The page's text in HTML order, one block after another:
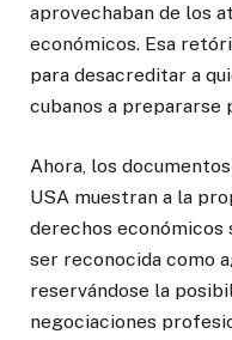
aprovechaban de los
económicos. Esa
para desacreditar a
cubanos a
Ahora, los
USA muestran a la
derechos económicos
ser reconocida como
reservándose la
negociaciones